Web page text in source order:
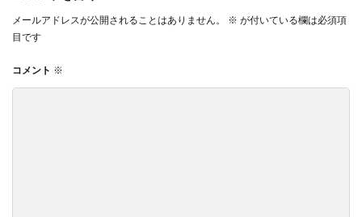
メールアドレスが公開されることはありません。 ※ が付いている欄は必須項
目です
コメント ※